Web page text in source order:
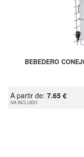
BEBEDERO
A partir de: 7.65 €
IVA INCLUIDO